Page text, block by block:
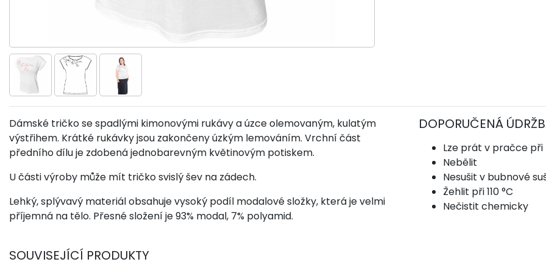
Dámské tričko se spadlými kimonovými rukávy a úzce olemovaným, kulatým
výstřihem. Krátké rukávky jsou zakončeny úzkým lemováním. Vrchní část
předního dílu je zdobená jednobarevným květinovým potiskem.
U části výroby může mít tričko svislý šev na zádech.
Lehký, splývavý materiál obsahuje vysoký podíl modalové složky, která je velmi
příjemná na tělo. Přesné složení je 93% modal, 7% polyamid.
DOPORUČENÁ
Lze prát v pračce při
Nebělit
Nesušit v bubnové
Žehlit při 110 °C
Nečistit chemicky
SOUVISEJÍCÍ PRODUKTY